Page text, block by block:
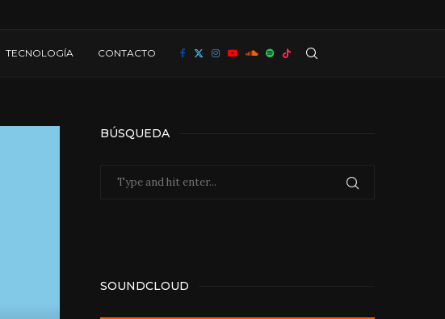
TECNOLOGÍA CONTACTO
BÚSQUEDA
SOUNDCLOUD